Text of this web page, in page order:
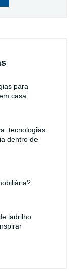
para
casa
tecnologias
dentro de
ladrilho